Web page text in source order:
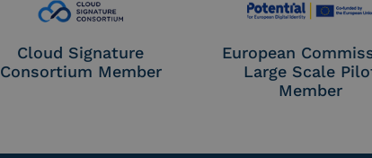
Cloud Signature
Consortium Member
European
Large Scale
Member